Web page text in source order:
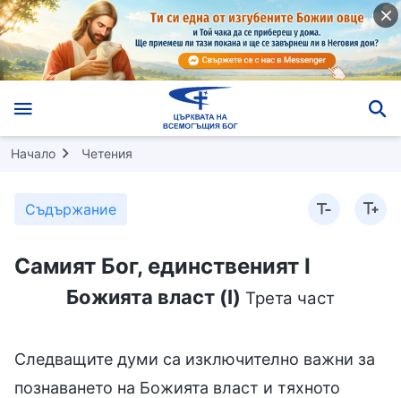
Начало Четения
Съдържание
Самият Бог, единственият I
Божията власт (I) Трета част
Следващите думи са изключително важни за
познаването на Божията власт и тяхното